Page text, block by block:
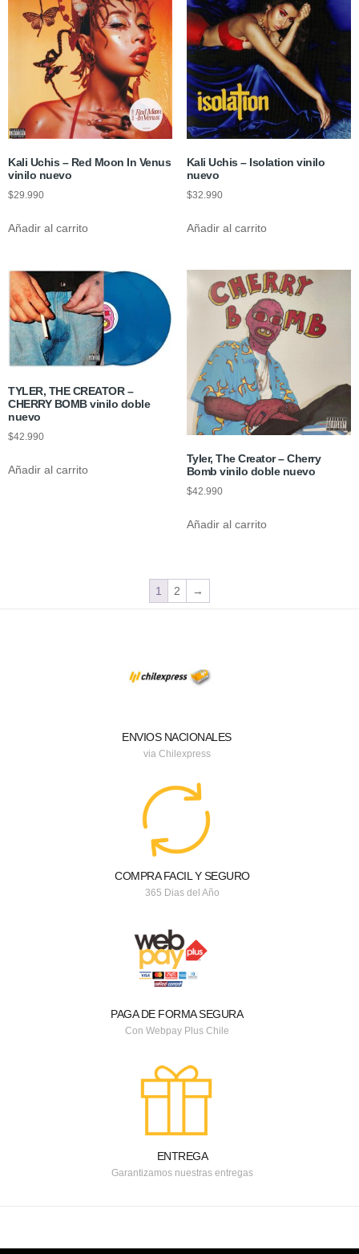
Kali Uchis – Red Moon In Venus
vinilo nuevo
$29.990
Añadir al carrito
Kali Uchis – Isolation vinilo
nuevo
$32.990
Añadir al carrito
TYLER, THE CREATOR –
CHERRY BOMB vinilo doble
nuevo
$42.990
Añadir al carrito
Tyler, The Creator – Cherry
Bomb vinilo doble nuevo
$42.990
Añadir al carrito
1 2 →
ENVIOS NACIONALES
via Chilexpress
COMPRA FACIL Y SEGURO
365 Dias del Año
PAGA DE FORMA SEGURA
Con Webpay Plus Chile
ENTREGA
Garantizamos nuestras entregas